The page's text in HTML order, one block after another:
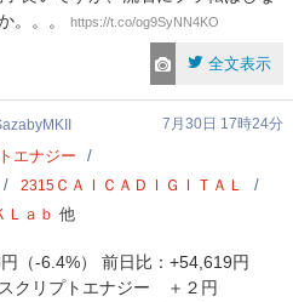
。。。
https://t.co/og9SyNN4KO
全文表示
7月30日 17時24分
エナジー
2315 ＣＡＩＣＡＤＩＧＩＴＡＬ
Ｌａｂ 他
（-6.4%） 前日比：+54,619円
スクリプトエナジー ＋２円